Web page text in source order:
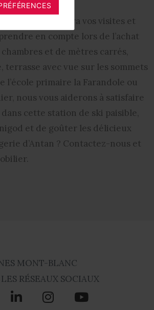
organisera vos visites et
en compte lors de l’achat
et de mètres carrés,
avec vue sur les sommets
primaire la Farandole ou
nous vous aiderons à satisfaire
cette station de ski paisible,
et de goûter les délicieux
d’Antan ? Contactez-nous et
MONT-BLANC
RÉSEAUX SOCIAUX